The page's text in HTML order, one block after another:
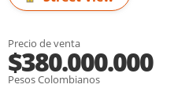
Precio de venta
$380.000.000
Pesos Colombianos